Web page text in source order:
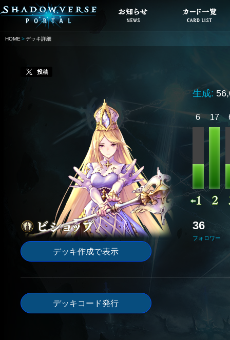
HOME デッキ詳細
投稿
デッキ作成で表示
生成:
6 17
36
フォロワー
デッキコード発行